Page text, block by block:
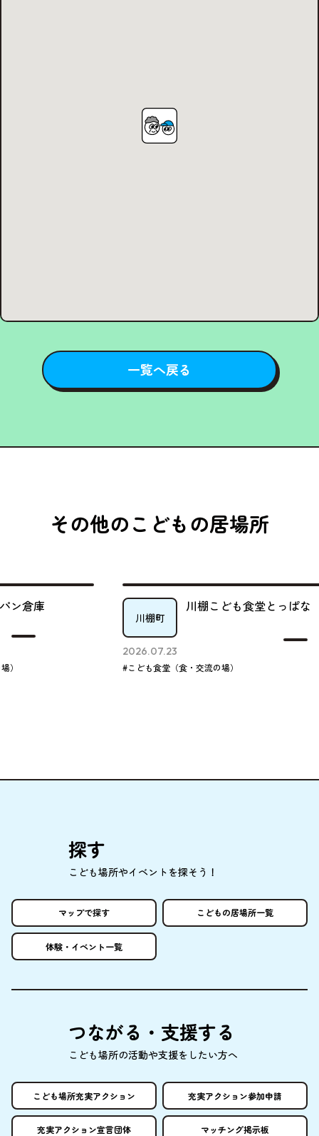
一覧へ戻る
その他のこどもの居場所
川棚こども食堂とっぱな
#こども食堂（食・交流の場）
探す
こども場所やイベントを探そう！
マップで探す こどもの居場所一覧
体験 ・イベント一覧
つながる・ 支援する
こども場所の活動や支援をしたい方へ
こども場所充実アクション 充実アクション参加申請
充実アクション宣言団体 マッチング掲示板